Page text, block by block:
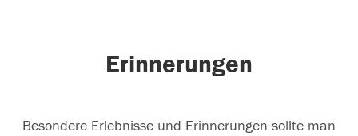
Erinnerungen
Besondere Erlebnisse und Erinnerungen sollte man